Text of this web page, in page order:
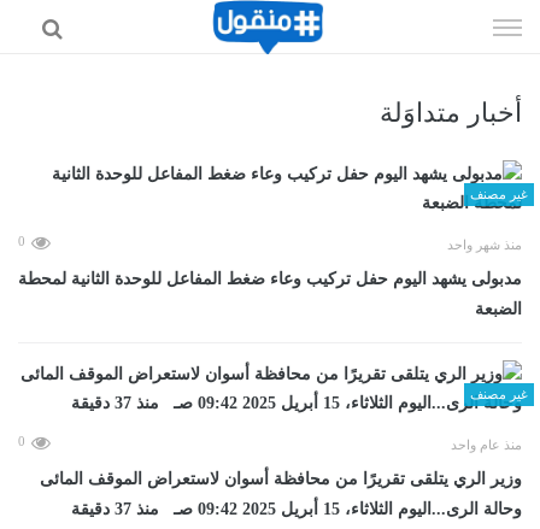
الى
أخبار متداوَلة
غير مصنف
منذ شهر واحد 0
مدبولى يشهد اليوم حفل تركيب وعاء ضغط المفاعل للوحدة الثانية لمحطة
الضبعة
غير مصنف
منذ عام واحد 0
وزير الري يتلقى تقريرًا من محافظة أسوان لاستعراض الموقف المائى
وحالة الرى...اليوم الثلاثاء، 15 أبريل 2025 09:42 صـ منذ 37 دقيقة